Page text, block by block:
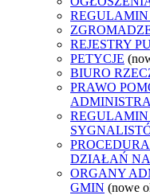
REJESTRY
PETYCJE
BIURO
PRAWO
REGULAMIN
DZIAŁAŃ
ORGANY
GMIN (nowe